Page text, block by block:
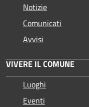
Notizie
Comunicati
Avvisi
VIVERE IL COMUNE
Luoghi
Eventi